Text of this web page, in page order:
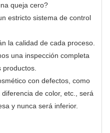
queja cero?
estricto sistema de control
la calidad de cada proceso.
una inspección completa
con defectos, como
de color, etc., será
y nunca será inferior.